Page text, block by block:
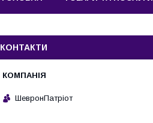
КОНТАКТИ
ШевронПатріот